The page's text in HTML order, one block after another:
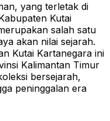
yang terletak di
Kutai
salah satu
akan nilai sejarah.
Kutai Kartanegara ini
Kalimantan Timur
bersejarah,
peninggalan era